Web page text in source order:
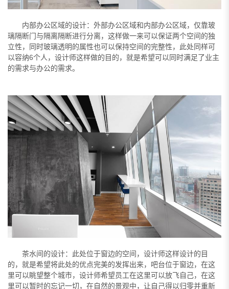
内部办公区域的设计：外部办公区域和内部办公区域，仅靠玻
璃隔断门与隔离隔断进行分离，这样做一来可以保证两个空间的独
立性，同时玻璃透明的属性也可以保持空间的完整性，此处同样可
以容纳6个人，设计师这样做的目的，就是希望可以同时满足了业主
的需求与办公的需求。
茶水间的设计：此处位于窗边的空间，设计师这样设计的目
的，就是希望将此处的优点完美的发挥出来，吧台位于窗边，在这
里可以眺望整个城市，设计师希望员工在这里可以放飞自己，在这
里可以暂时的忘记一切，在自然的景观中，让自己得以归零并重新